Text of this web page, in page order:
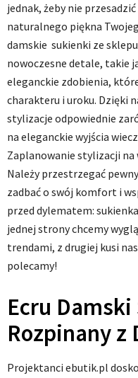
jednak, żeby nie
naturalnego piękna
damskie sukienki ze
nowoczesne detale, takie
eleganckie zdobienia,
charakteru i uroku. Dzięki
stylizacje odpowiednie
na eleganckie wyjścia
Zaplanowanie stylizacji
Należy przestrzegać
zadbać o swój komfort i
przed dylematem:
jednej strony chcemy
trendami, z drugiej kusi
polecamy!
Ecru
Rozpinany z
Projektanci ebutik.pl